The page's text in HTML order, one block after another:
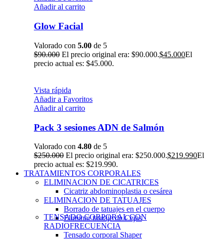
Añadir al carrito
Glow Facial
Valorado con 5.00 de 5
$90.000 El precio original era: $90.000.$45.000El
precio actual es: $45.000.
Vista rápida
Añadir a Favoritos
Añadir al carrito
Pack 3 sesiones ADN de Salmón
Valorado con 4.80 de 5
$250.000 El precio original era: $250.000.$219.990El
precio actual es: $219.990.
TRATAMIENTOS CORPORALES
ELIMINACION DE CICATRICES
Cicatriz abdominoplastia o cesárea
ELIMINACION DE TATUAJES
Borrado de tatuajes en el cuerpo
Eliminar tatuaje de Cejas
TENSADO CORPORAL CON
RADIOFRECUENCIA
Tensado corporal Shaper